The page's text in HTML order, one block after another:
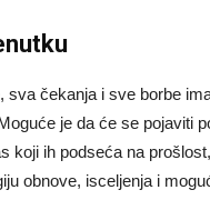
sva čekanja i sve borbe
je da će se pojaviti
koji ih podseća na
obnove, isceljenja i